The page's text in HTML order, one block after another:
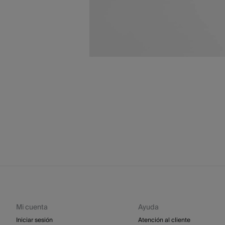
Mi cuenta
Iniciar sesión
Ayuda
Atención al cliente